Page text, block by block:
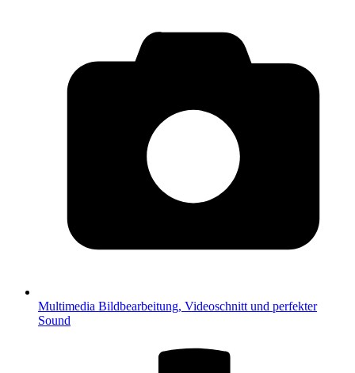
Multimedia Bildbearbeitung, Videoschnitt und perfekter
Sound